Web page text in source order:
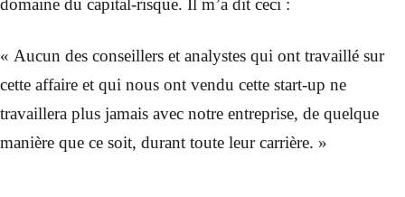
domaine du capital-risque. Il m’a dit ceci :
« Aucun des conseillers et analystes qui ont travaillé sur
cette affaire et qui nous ont vendu cette start-up ne
travaillera plus jamais avec notre entreprise, de quelque
manière que ce soit, durant toute leur carrière. »